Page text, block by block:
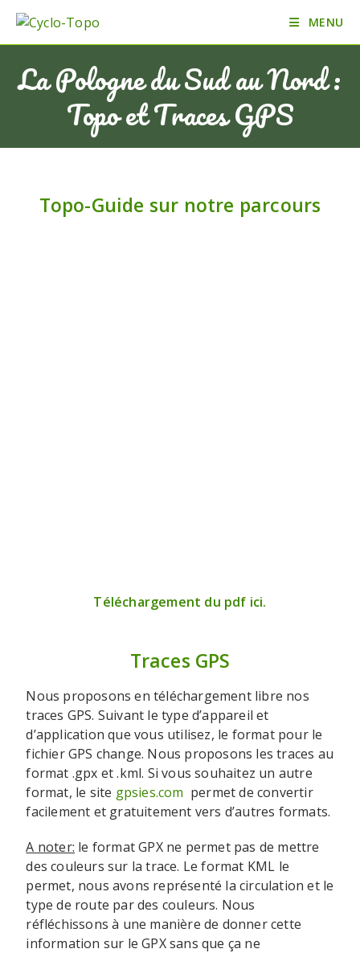
MENU
La Pologne du Sud au Nord :
Topo et Traces GPS
Topo-Guide sur notre parcours
Téléchargement du pdf ici.
Traces GPS
Nous proposons en téléchargement libre nos
traces GPS. Suivant le type d’appareil et
d’application que vous utilisez, le format pour le
fichier GPS change. Nous proposons les traces au
format .gpx et .kml. Si vous souhaitez un autre
format, le site gpsies.com permet de convertir
facilement et gratuitement vers d’autres formats.
A noter: le format GPX ne permet pas de mettre
des couleurs sur la trace. Le format KML le
permet, nous avons représenté la circulation et le
type de route par des couleurs. Nous
réfléchissons à une manière de donner cette
information sur le GPX sans que ça ne